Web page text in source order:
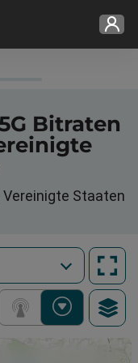
Bitraten
Vereinigte Staaten